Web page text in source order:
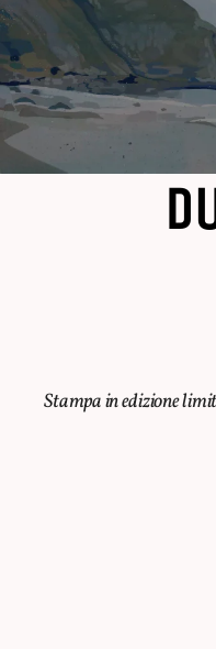
Stampa in edizione